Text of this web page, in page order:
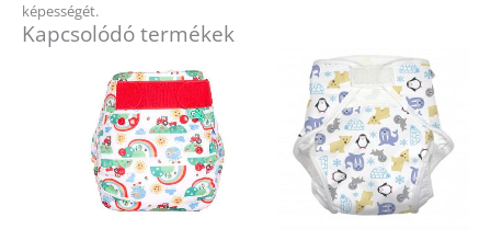
képességét.
Kapcsolódó termékek
Ennek
a
terméknek
több
variációja
van.
A